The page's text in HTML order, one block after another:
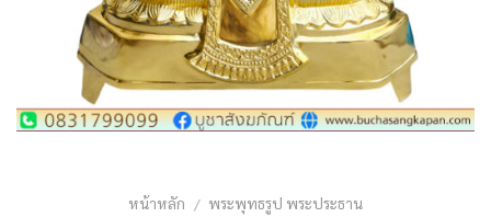
หน้าหลัก / พระพุทธรูป พระประธาน